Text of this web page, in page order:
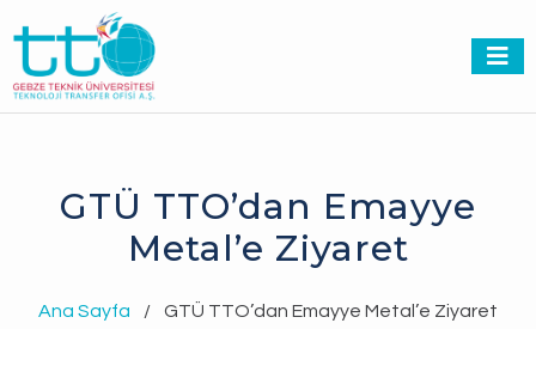
GTÜ TTO’dan Emayye
Metal’e Ziyaret
Ana Sayfa / GTÜ TTO’dan Emayye Metal’e Ziyaret